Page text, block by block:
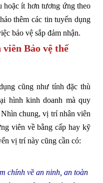
hoặc ít hơn tương ứng theo
thêm các tin tuyển dụng
bảo vệ sắp đảm nhận.
Bảo vệ thế
cũng như tính đặc thù
hình kinh doanh mà quy
chung, vị trí nhân viên
viên về bằng cấp hay kỹ
vị trí này cũng cần có:
chính về an ninh, an toàn